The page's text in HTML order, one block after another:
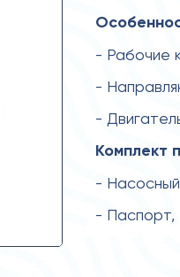
- Рабочие
-
-
Комплект
-
- Паспорт,